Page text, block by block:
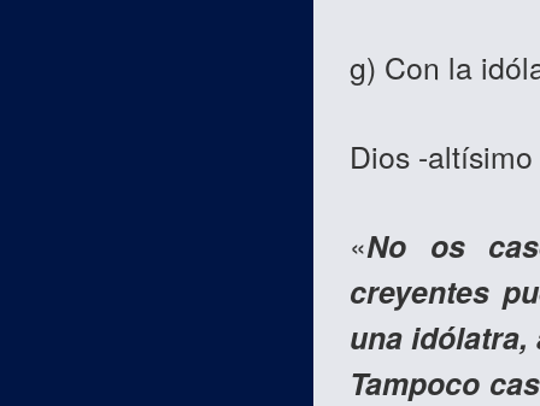
g) Con la
Dios -
«No os
creyentes
una idólatra,
Tampoco